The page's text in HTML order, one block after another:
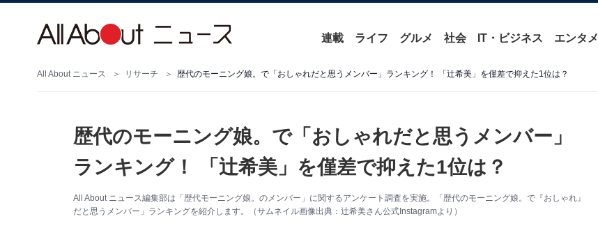
連載 ライフ グルメ 社会 IT・ビジネス エンタメ
All About ニュース リサーチ 歴代のモーニング娘。で「おしゃれだと思うメンバー」ランキング！ 「辻希美」を僅差で抑えた1位は？
歴代のモーニング娘。で「おしゃれだと思うメンバー」
ランキング！ 「辻希美」を僅差で抑えた1位は？
All About ニュース編集部は「歴代モーニング娘。のメンバー」に関するアンケート調査を実施。「歴代のモーニング娘。で『おしゃれ』
だと思うメンバー」ランキングを紹介します。（サムネイル画像出典：辻希美さん公式Instagramより）